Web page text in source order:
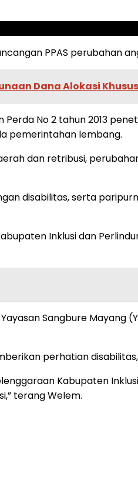
PPAS perubahan
Dana Alokasi Khusus
No 2 tahun 2013
pemerintahan lembang.
dan retribusi,
disabilitas, serta
Inklusi dan
Sangbure Mayang
perhatian
Kabupaten
terang Welem.